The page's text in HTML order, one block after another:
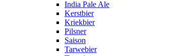
India Pale Ale
Kerstbier
Kriekbier
Pilsner
Saison
Tarwebier